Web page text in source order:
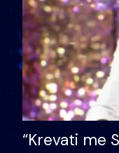
“Krevati me